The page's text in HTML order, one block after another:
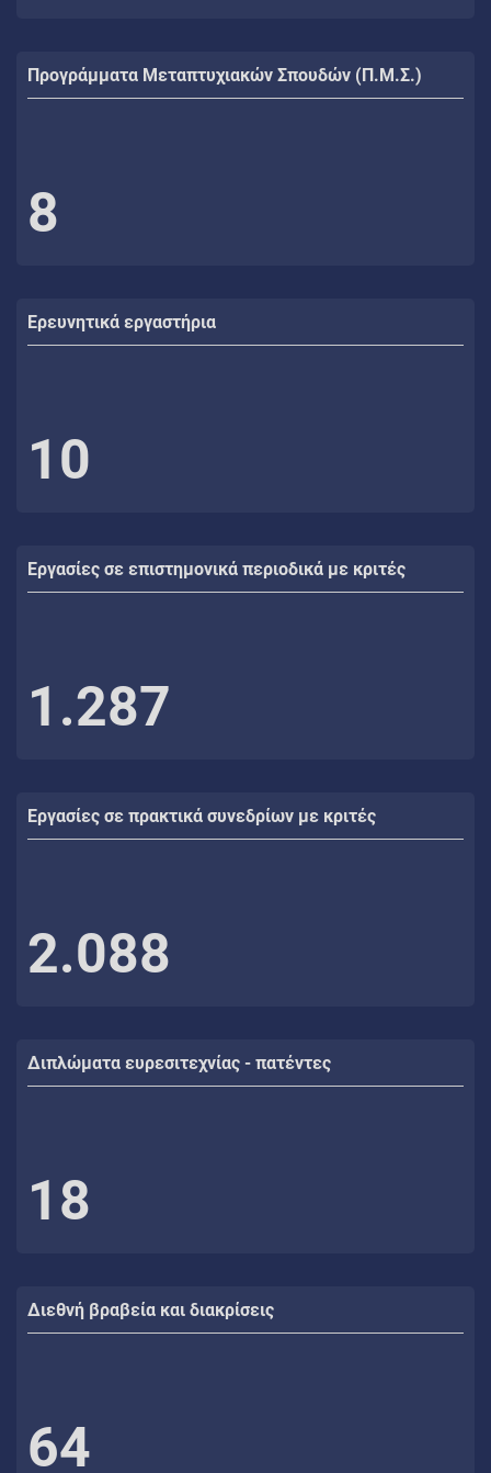
Προγράμματα Μεταπτυχιακών Σπουδών (Π.Μ.Σ.)
8
Ερευνητικά εργαστήρια
10
Εργασίες σε επιστημονικά περιοδικά με κριτές
1.287
Εργασίες σε πρακτικά συνεδρίων με κριτές
2.088
Διπλώματα ευρεσιτεχνίας - πατέντες
18
Διεθνή βραβεία και διακρίσεις
64